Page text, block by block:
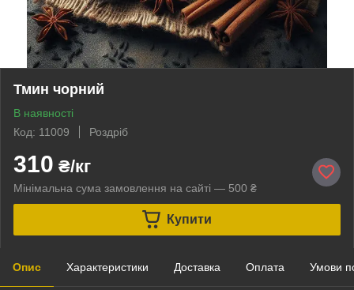
Тмин чорний
В наявності
Код: 11009
Роздріб
310 ₴/кг
Мінімальна сума замовлення на сайті — 500 ₴
Купити
Опис Характеристики Доставка Оплата Умови